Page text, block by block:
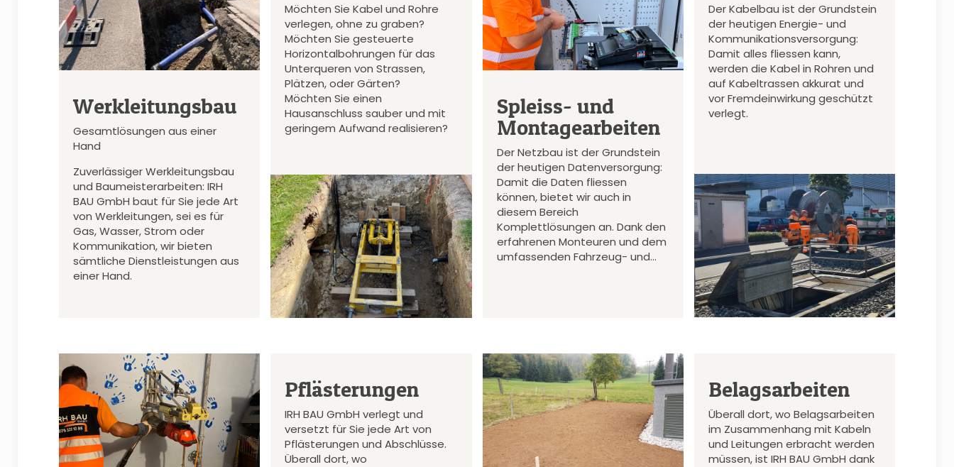
Werkleitungsbau
Gesamtlösungen aus einer
Hand
Zuverlässiger Werkleitungsbau
und Baumeisterarbeiten: IRH
BAU GmbH baut für Sie jede Art
von Werkleitungen, sei es für
Gas, Wasser, Strom oder
Kommunikation, wir bieten
sämtliche Dienstleistungen aus
einer Hand.
Möchten Sie Kabel und Rohre
verlegen, ohne zu graben?
Möchten Sie gesteuerte
Horizontalbohrungen für das
Unterqueren von Strassen,
Plätzen, oder Gärten?
Möchten Sie einen
Hausanschluss sauber und mit
geringem Aufwand realisieren?
Spleiss- und
Montagearbeiten
Der Netzbau ist der Grundstein
der heutigen Datenversorgung:
Damit die Daten fliessen
können, bietet wir auch in
diesem Bereich
Komplettlösungen an. Dank den
erfahrenen Monteuren und dem
umfassenden Fahrzeug- und…
Der Kabelbau ist der Grundstein
der heutigen Energie- und
Kommunikationsversorgung:
Damit alles fliessen kann,
werden die Kabel in Rohren und
auf Kabeltrassen akkurat und
vor Fremdeinwirkung geschützt
verlegt.
Pflästerungen
IRH BAU GmbH verlegt und
versetzt für Sie jede Art von
Pflästerungen und Abschlüsse.
Überall dort, wo
Belagsarbeiten
Überall dort, wo Belagsarbeiten
im Zusammenhang mit Kabeln
und Leitungen erbracht werden
müssen, ist IRH BAU GmbH dank